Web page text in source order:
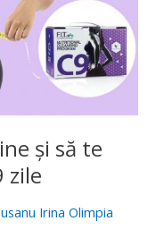
și să te
zile
Irina Olimpia